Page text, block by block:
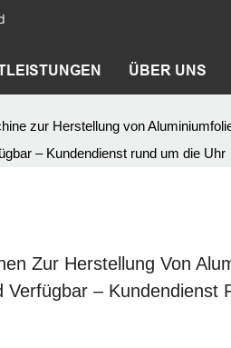
ÜBER UNS
zur Herstellung von
– Kundendienst rund um die Uhr
Zur Herstellung Von
Verfügbar – Kundendienst